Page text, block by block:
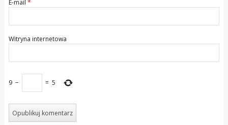
E-mail *
Witryna internetowa
9 − = 5